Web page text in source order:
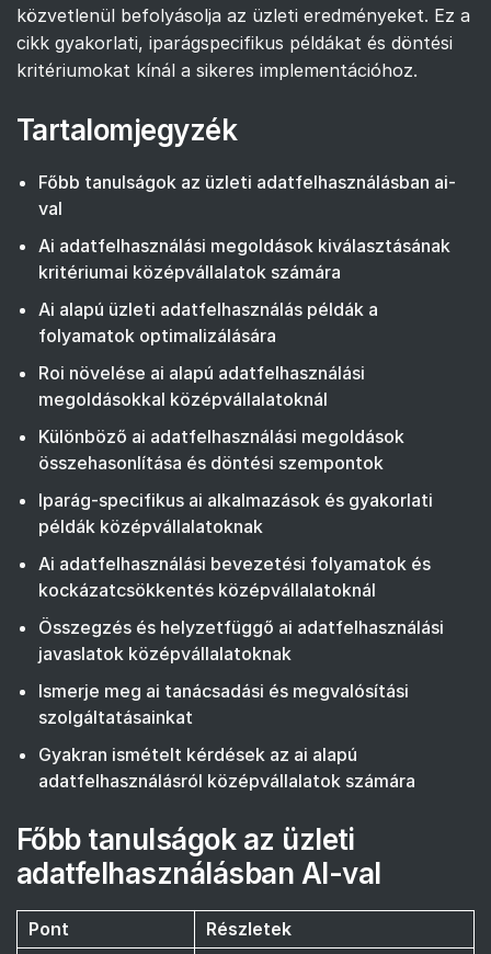
közvetlenül befolyásolja az üzleti eredményeket. Ez a
cikk gyakorlati, iparágspecifikus példákat és döntési
kritériumokat kínál a sikeres implementációhoz.
Tartalomjegyzék
Főbb tanulságok az üzleti adatfelhasználásban ai-
val
Ai adatfelhasználási megoldások kiválasztásának
kritériumai középvállalatok számára
Ai alapú üzleti adatfelhasználás példák a
folyamatok optimalizálására
Roi növelése ai alapú adatfelhasználási
megoldásokkal középvállalatoknál
Különböző ai adatfelhasználási megoldások
összehasonlítása és döntési szempontok
Iparág-specifikus ai alkalmazások és gyakorlati
példák középvállalatoknak
Ai adatfelhasználási bevezetési folyamatok és
kockázatcsökkentés középvállalatoknál
Összegzés és helyzetfüggő ai adatfelhasználási
javaslatok középvállalatoknak
Ismerje meg ai tanácsadási és megvalósítási
szolgáltatásainkat
Gyakran ismételt kérdések az ai alapú
adatfelhasználásról középvállalatok számára
Főbb tanulságok az üzleti
adatfelhasználásban AI-val
Pont Részletek